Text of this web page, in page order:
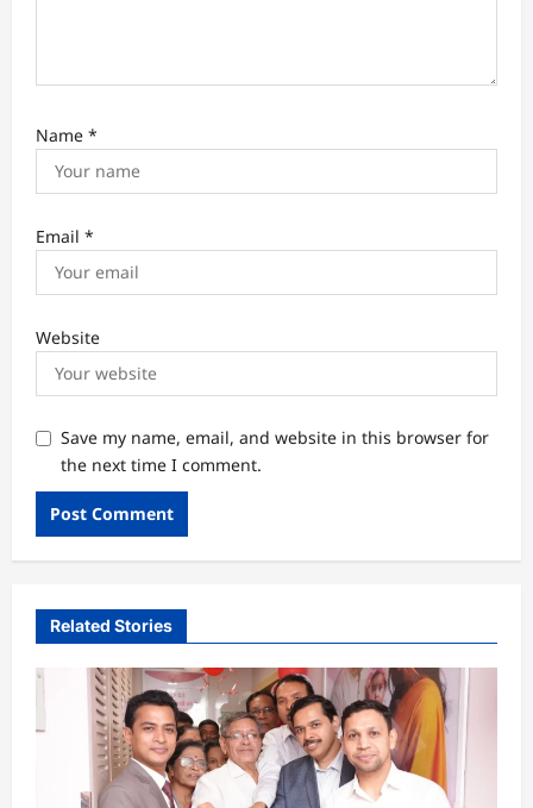
Name *
Email *
Website
Save my name, email, and website in this browser for
the next time I comment.
Related Stories